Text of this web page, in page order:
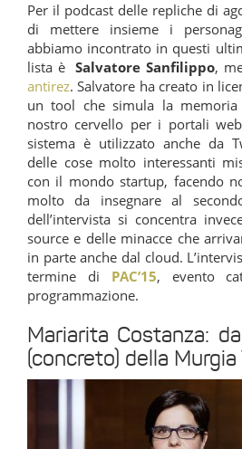
Per il podcast delle repliche di
di mettere insieme i
abbiamo incontrato in questi
lista èSalvatore Sanfilippo,
antirez. Salvatore ha creato in
un tool che simula la
nostro cervello per i portali
sistema è utilizzato anche da
delle cose molto interessanti
con il mondo startup, facendo
molto da insegnare al
dell’intervista si concentra
source e delle minacce che
in parte anche dal cloud.
termine di PAC’15, evento
programmazione.
Mariarita Costanza:
(concreto) della Murgia